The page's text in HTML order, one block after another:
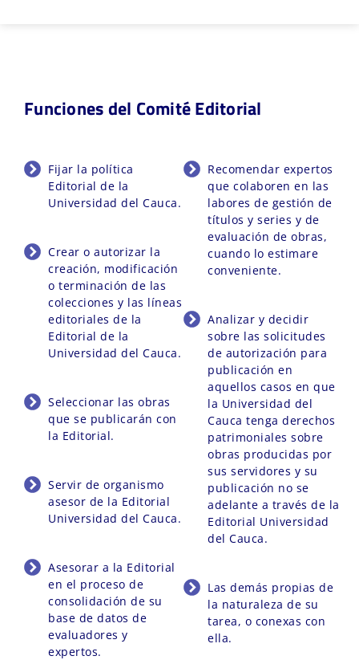
Funciones del Comité Editorial
Fijar la política
Editorial de la
Universidad del Cauca.
Crear o autorizar la
creación, modificación
o terminación de las
colecciones y las líneas
editoriales de la
Editorial de la
Universidad del Cauca.
Seleccionar las obras
que se publicarán con
la Editorial.
Servir de organismo
asesor de la Editorial
Universidad del Cauca.
Asesorar a la Editorial
en el proceso de
consolidación de su
base de datos de
evaluadores y
expertos.
Recomendar expertos
que colaboren en las
labores de gestión de
títulos y series y de
evaluación de obras,
cuando lo estimare
conveniente.
Analizar y decidir
sobre las solicitudes
de autorización para
publicación en
aquellos casos en que
la Universidad del
Cauca tenga derechos
patrimoniales sobre
obras producidas por
sus servidores y su
publicación no se
adelante a través de la
Editorial Universidad
del Cauca.
Las demás propias de
la naturaleza de su
tarea, o conexas con
ella.​